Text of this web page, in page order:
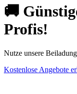
🚚
Profis!
Nutze unsere
Kostenlose Angebote